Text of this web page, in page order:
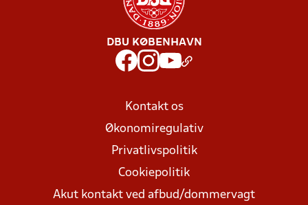
DBU KØBENHAVN
Kontakt os
Økonomiregulativ
Privatlivspolitik
Cookiepolitik
Akut kontakt ved afbud/dommervagt